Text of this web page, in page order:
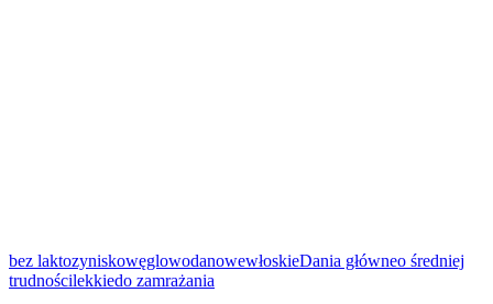
Pokaż szczegóły
bez laktozyniskowęglowodanowewłoskieDania główneo średniej
trudnościlekkiedo zamrażania